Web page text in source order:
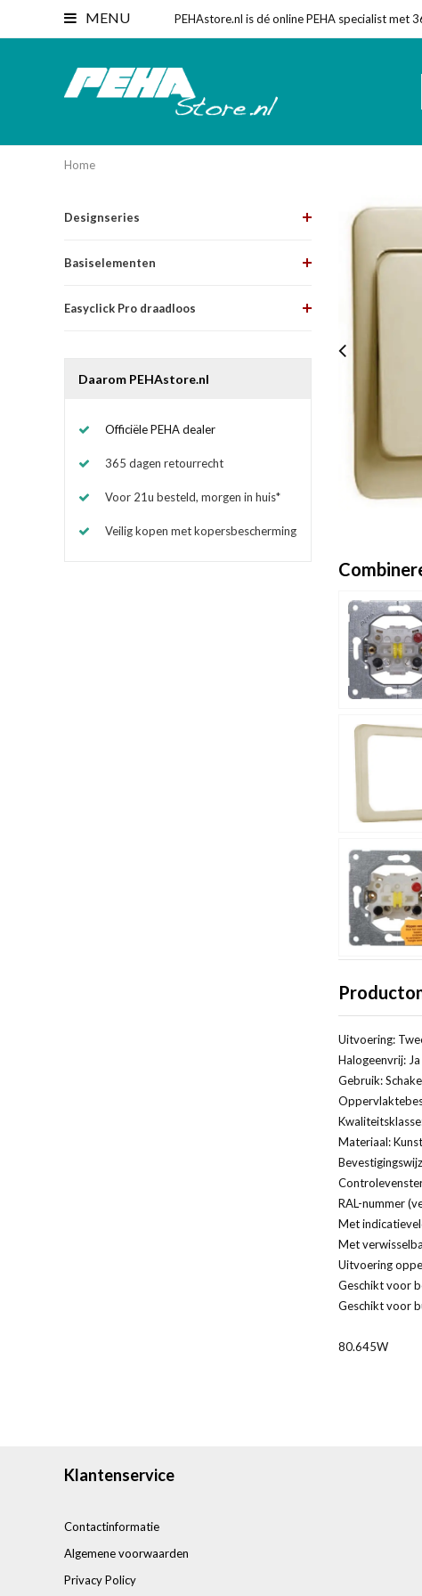
MENU PEHAstore.nl is dé online PEHA specialist met
Home
Designseries
Basiselementen
Easyclick Pro draadloos
Daarom PEHAstore.nl
Officiële PEHA dealer
365 dagen retourrecht
Voor 21u besteld, morgen in huis*
Veilig kopen met kopersbescherming
Uitvoering:
Halogeenvrij: Ja
Gebruik:
Materiaal:
RAL-nummer
Met
Met
Uitvoering
Geschikt voor
Geschikt voor
80.645W
Klantenservice
Contactinformatie
Algemene voorwaarden
Privacy Policy